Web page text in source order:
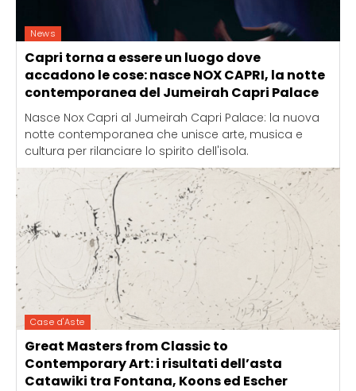
News
Capri torna a essere un luogo dove
accadono le cose: nasce NOX CAPRI, la notte
contemporanea del Jumeirah Capri Palace
Nasce Nox Capri al Jumeirah Capri Palace: la nuova
notte contemporanea che unisce arte, musica e
cultura per rilanciare lo spirito dell'isola.
Case d'Aste
Great Masters from Classic to
Contemporary Art: i risultati dell’asta
Catawiki tra Fontana, Koons ed Escher